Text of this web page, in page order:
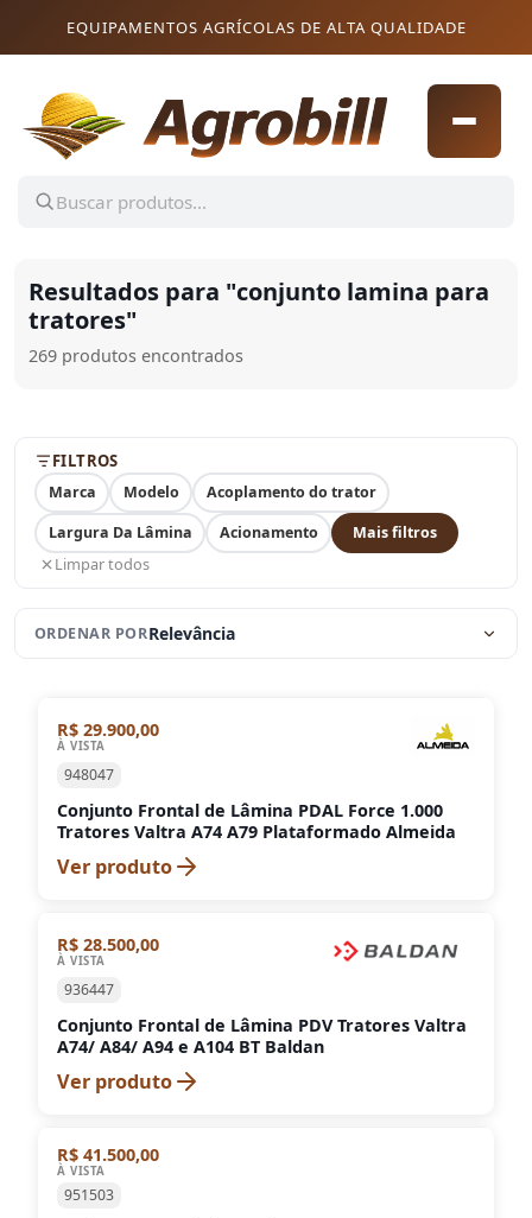
EQUIPAMENTOS AGRÍCOLAS DE ALTA QUALIDADE
Resultados para "conjunto lamina para
tratores"
269 produtos encontrados
FILTROS
Marca Modelo
Acoplamento do trator
Largura Da Lâmina
Acionamento Mais filtros
Limpar todos
ORDENAR PORRelevância
R$ 29.900,00
À VISTA
948047
Conjunto Frontal de Lâmina PDAL Force 1.000
Tratores Valtra A74 A79 Plataformado Almeida
Ver produto
R$ 28.500,00
À VISTA
936447
Conjunto Frontal de Lâmina PDV Tratores Valtra
A74/ A84/ A94 e A104 BT Baldan
Ver produto
R$ 41.500,00
À VISTA
951503